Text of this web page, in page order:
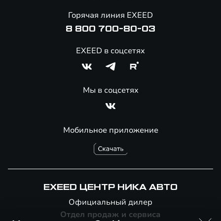
Мобильное приложение
Горячая линия EXEED
8 800 700-80-03
EXEED в соцсетях
Мы в соцсетях
EXEED ЦЕНТР НИКА АВТО
Официальный дилер
Отдел продаж и сервиса